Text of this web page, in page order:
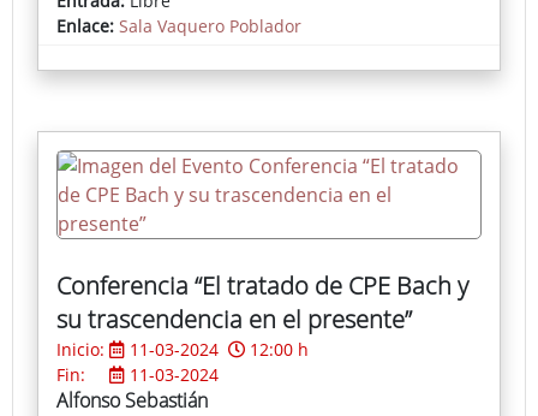
Pilar Fernández; el tercero ha recaído en la obra
’AaronMan’, de Manuel González; y el premio para la
obra de autor local ha sido para Sergio Salgado por
Accede a la noticia del Gabinete de Prensa de la
Diputación de Badajoz
Enlace: Sala Vaquero Poblador
Conferencia “El tratado de CPE Bach y
su trascendencia en el presente”
Inicio: 11-03-2024
12:00 h
Fin:
11-03-2024
Alfonso Sebastián